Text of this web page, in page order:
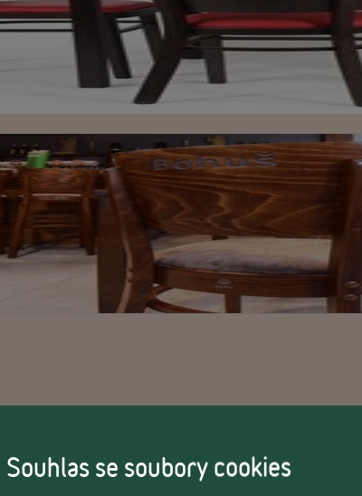
Souhlas se soubory cookies